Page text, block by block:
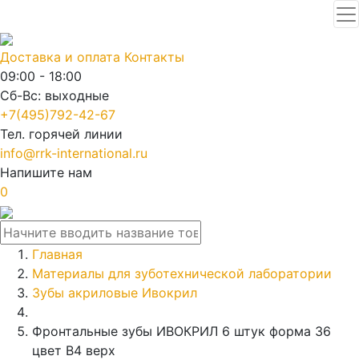
Доставка и оплата Контакты
09:00 - 18:00
Сб-Вс: выходные
+7(495)792-42-67
Тел. горячей линии
info@rrk-international.ru
Напишите нам
0
Главная
Материалы для зуботехнической лаборатории
Зубы акриловые Ивокрил
Фронтальные зубы ИВОКРИЛ 6 штук форма 36
цвет В4 верх